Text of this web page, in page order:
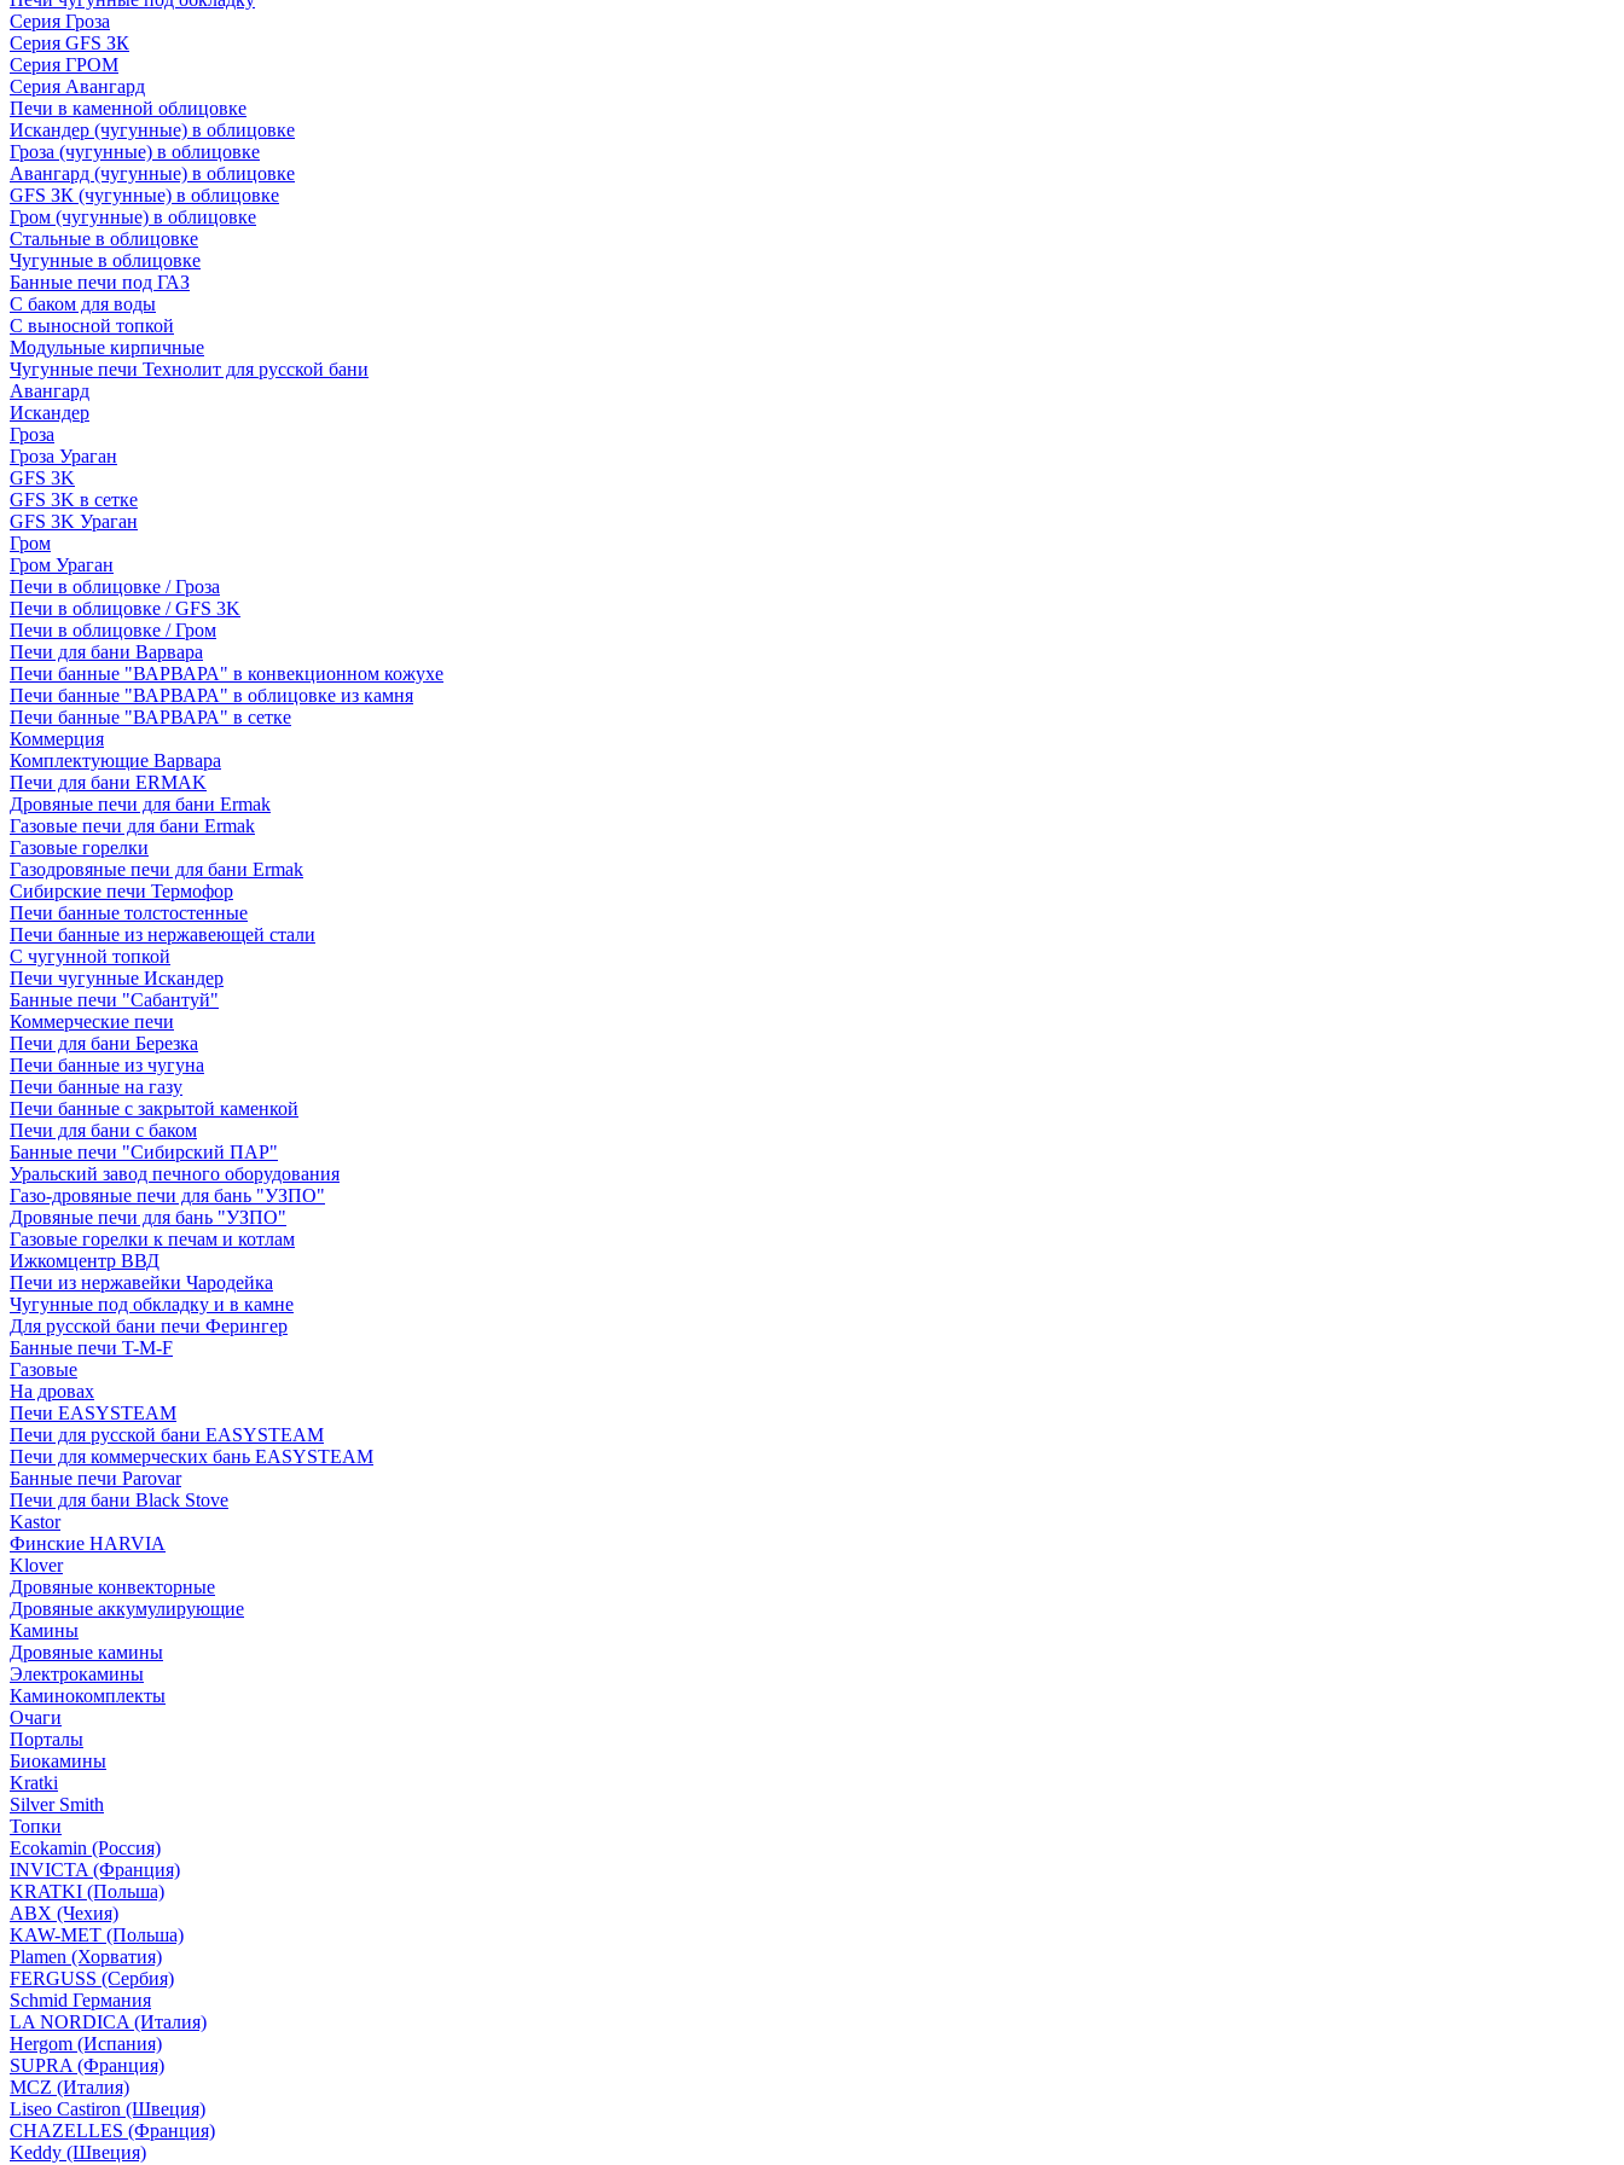
Серия Гроза
Серия GFS ЗК
Серия ГРОМ
Серия Авангард
Печи в каменной облицовке
Искандер (чугунные) в облицовке
Гроза (чугунные) в облицовке
Авангард (чугунные) в облицовке
GFS ЗК (чугунные) в облицовке
Гром (чугунные) в облицовке
Стальные в облицовке
Чугунные в облицовке
Банные печи под ГАЗ
С баком для воды
С выносной топкой
Модульные кирпичные
Чугунные печи Технолит для русской бани
Авангард
Искандер
Гроза
Гроза Ураган
GFS 3K
GFS 3K в сетке
GFS 3K Ураган
Гром
Гром Ураган
Печи в облицовке / Гроза
Печи в облицовке / GFS 3K
Печи в облицовке / Гром
Печи для бани Варвара
Печи банные "ВАРВАРА" в конвекционном кожухе
Печи банные "ВАРВАРА" в облицовке из камня
Печи банные "ВАРВАРА" в сетке
Коммерция
Комплектующие Варвара
Печи для бани ERMAK
Дровяные печи для бани Ermak
Газовые печи для бани Ermak
Газовые горелки
Газодровяные печи для бани Ermak
Сибирские печи Термофор
Печи банные толстостенные
Печи банные из нержавеющей стали
С чугунной топкой
Печи чугунные Искандер
Банные печи "Сабантуй"
Коммерческие печи
Печи для бани Березка
Печи банные из чугуна
Печи банные на газу
Печи банные с закрытой каменкой
Печи для бани с баком
Банные печи "Сибирский ПАР"
Уральский завод печного оборудования
Газо-дровяные печи для бань "УЗПО"
Дровяные печи для бань "УЗПО"
Газовые горелки к печам и котлам
Ижкомцентр ВВД
Печи из нержавейки Чародейка
Чугунные под обкладку и в камне
Для русской бани печи Ферингер
Банные печи T-M-F
Газовые
На дровах
Печи EASYSTEAM
Печи для русской бани EASYSTEAM
Печи для коммерческих бань EASYSTEAM
Банные печи Parovar
Печи для бани Black Stove
Kastor
Финские HARVIA
Klover
Дровяные конвекторные
Дровяные аккумулирующие
Камины
Дровяные камины
Электрокамины
Каминокомплекты
Очаги
Порталы
Биокамины
Kratki
Silver Smith
Топки
Ecokamin (Россия)
INVICTA (Франция)
KRATKI (Польша)
ABX (Чехия)
KAW-MET (Польша)
Plamen (Хорватия)
FERGUSS (Сербия)
Schmid Германия
LA NORDICA (Италия)
Hergom (Испания)
SUPRA (Франция)
MCZ (Италия)
Liseo Castiron (Швеция)
CHAZELLES (Франция)
Keddy (Швеция)